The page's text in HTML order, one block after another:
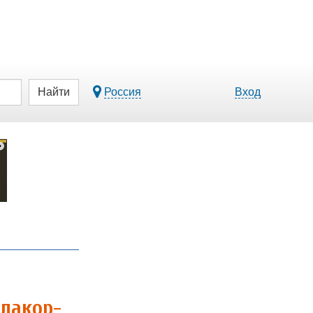
Найти Россия Вход